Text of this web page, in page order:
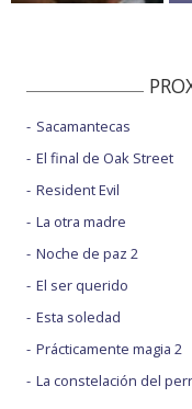
Sacamantecas
El final de Oak Street
Resident Evil
La otra madre
Noche de paz 2
El ser querido
Esta soledad
Prácticamente magia 2
La constelación del